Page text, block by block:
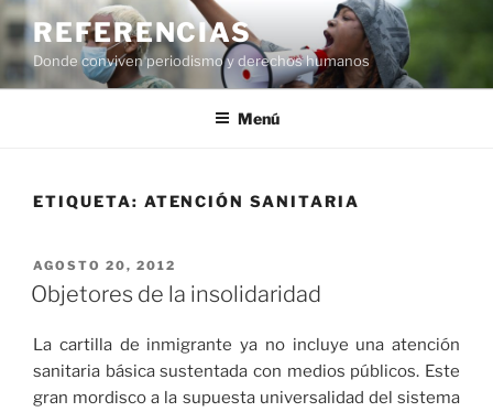
al
contenido
REFERENCIAS
Donde conviven periodismo y derechos humanos
Menú
ETIQUETA: ATENCIÓN SANITARIA
PUBLICADO
EL
AGOSTO 20, 2012
Objetores de la insolidaridad
La cartilla de inmigrante ya no incluye una atención
sanitaria básica sustentada con medios públicos. Este
gran mordisco a la supuesta universalidad del sistema